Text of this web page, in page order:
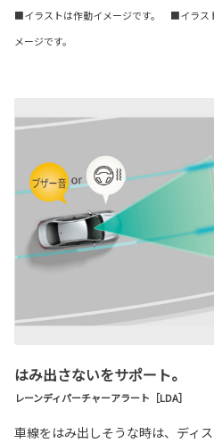
■イラストは作動イメージです。 ■イラス
メージです。
はみ出さないをサポート。
レーンディパーチャーアラート［LDA］
車線をはみ出しそうな時は、ディ